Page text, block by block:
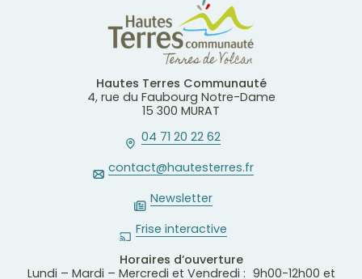
Hautes Terres Communauté
4, rue du Faubourg Notre-Dame
15 300 MURAT
04 71 20 22 62
contact@hautesterres.fr
Newsletter
Frise interactive
Horaires d’ouverture
Lundi – Mardi – Mercredi et Vendredi : 9h00-12h00 et